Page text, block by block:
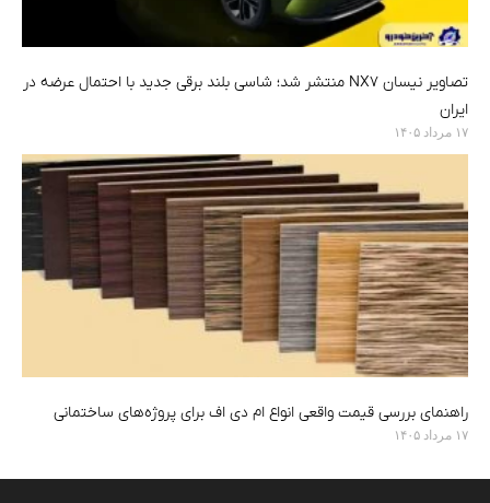
تصاویر نیسان NX7 منتشر شد؛ شاسی بلند برقی جدید با احتمال عرضه در
ایران
۱۷ مرداد ۱۴۰۵
راهنمای بررسی قیمت واقعی انواع ام دی اف برای پروژه‌های ساختمانی
۱۷ مرداد ۱۴۰۵